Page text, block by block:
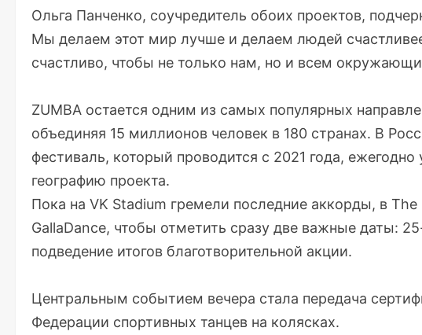
Ольга Панченко, соучредитель обоих проектов,
Мы делаем этот мир лучше и делаем людей
счастливо, чтобы не только нам, но и всем
ZUMBA остается одним из самых популярных
объединяя 15 миллионов человек в 180 странах. В
фестиваль, который проводится с 2021 года,
географию проекта.
Пока на VK Stadium гремели последние аккорды, в
GallaDance, чтобы отметить сразу две важные даты:
подведение итогов благотворительной акции.
Центральным событием вечера стала передача
Федерации спортивных танцев на колясках.